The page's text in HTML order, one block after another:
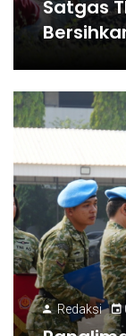
Satgas
Redaksi